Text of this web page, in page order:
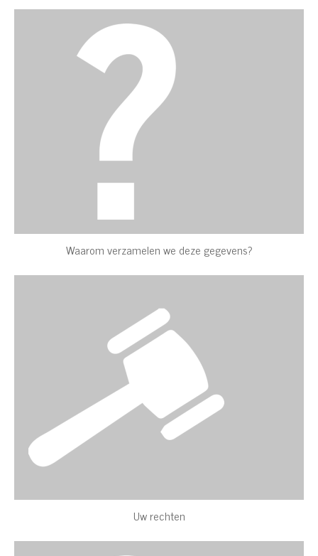
Waarom verzamelen we deze gegevens?
Uw rechten